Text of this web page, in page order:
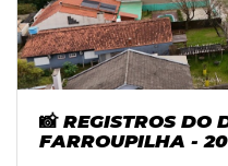
📸 REGISTROS DO
FARROUPILHA -